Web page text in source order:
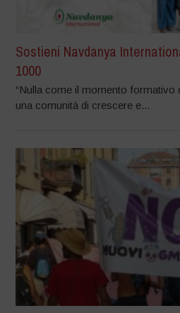
Sostieni Navdanya
1000
“Nulla come il momento formativo
una comunità di crescere e...